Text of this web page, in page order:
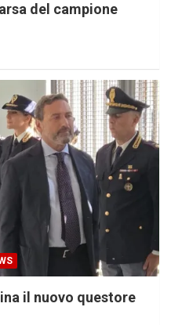
del campione
il nuovo questore